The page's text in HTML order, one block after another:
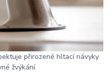
přirozené hltací návyky
žvýkání.